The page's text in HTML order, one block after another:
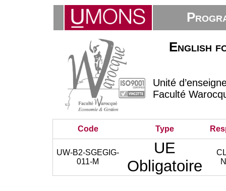
English
Unité
Faculté
Code Type
UW-B2-SGEGIG-
011-M
UE
Obligatoire